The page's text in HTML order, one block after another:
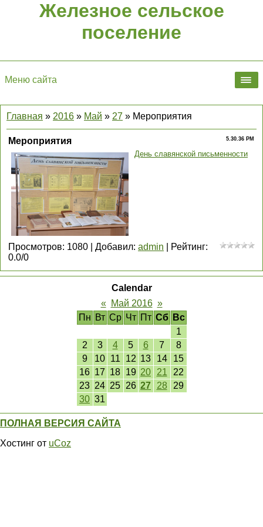
Железное сельское
поселение
Меню сайта
Главная » 2016 » Май » 27 » Мероприятия
5.30.36 PM
Мероприятия
День славянской письменности
Просмотров: 1080 Добавил: admin Рейтинг:
0.0/0
Calendar
«
Май 2016 »
Пн Вт Ср Чт Пт Сб
Вс
1
2
3 4 5 6 7
8
9
10 11 12 13 14
15
16 17 18 19 20 21
22
23 24 25 26 27 28
29
30 31
ПОЛНАЯ ВЕРСИЯ САЙТА
Хостинг от uCoz